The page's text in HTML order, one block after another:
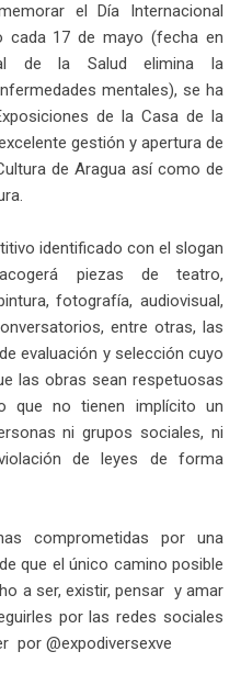
el Día Internacional
cada 17 de mayo (fecha en
de la Salud elimina la
mentales), se ha
de la Casa de la
gestión y apertura de
de Aragua así como de
identificado con el slogan
acogerá piezas de teatro,
fotografía, audiovisual,
entre otras, las
evaluación y selección cuyo
las obras sean respetuosas
que no tienen implícito un
ni grupos sociales, ni
de leyes de forma
comprometidas por una
que el único camino posible
a ser, existir, pensar y amar
por las redes sociales
por @expodiversexve